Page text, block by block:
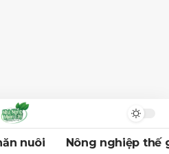
nuôi Nông nghiệp thế